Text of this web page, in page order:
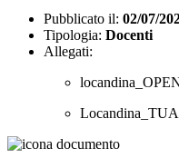
Pubblicato il: 02/07/
Tipologia: Docenti
Allegati: